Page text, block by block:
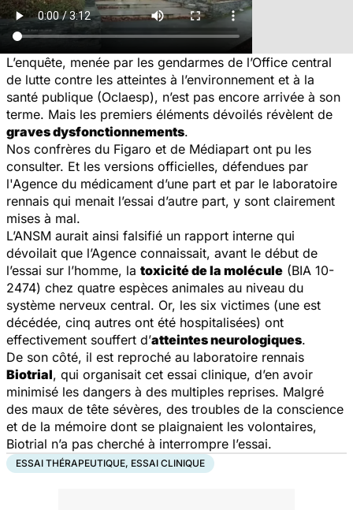
L’enquête, menée par les gendarmes de l’Office central
de lutte contre les atteintes à l’environnement et à la
santé publique (Oclaesp), n’est pas encore arrivée à son
terme. Mais les premiers éléments dévoilés révèlent de
graves dysfonctionnements.
Nos confrères du Figaro et de Médiapart ont pu les
consulter. Et les versions officielles, défendues par
l'Agence du médicament d’une part et par le laboratoire
rennais qui menait l’essai d’autre part, y sont clairement
mises à mal.
L’ANSM aurait ainsi falsifié un rapport interne qui
dévoilait que l’Agence connaissait, avant le début de
l’essai sur l’homme, la toxicité de la molécule (BIA 10-
2474) chez quatre espèces animales au niveau du
système nerveux central. Or, les six victimes (une est
décédée, cinq autres ont été hospitalisées) ont
effectivement souffert d’atteintes neurologiques.
De son côté, il est reproché au laboratoire rennais
Biotrial, qui organisait cet essai clinique, d’en avoir
minimisé les dangers à des multiples reprises. Malgré
des maux de tête sévères, des troubles de la conscience
et de la mémoire dont se plaignaient les volontaires,
Biotrial n’a pas cherché à interrompre l’essai.
ESSAI THÉRAPEUTIQUE, ESSAI CLINIQUE